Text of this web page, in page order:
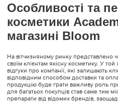
Особливості та
косметики
магазині Bloom
На вітчизняному ринку представлено
своїм клієнтам якісну косметику. У
відгуки про компанії, які залишають
відповідним способом доставки та
продукцію буде грати важливу роль
для багатьох покупців став саме тим
препарати від відомих брендів,